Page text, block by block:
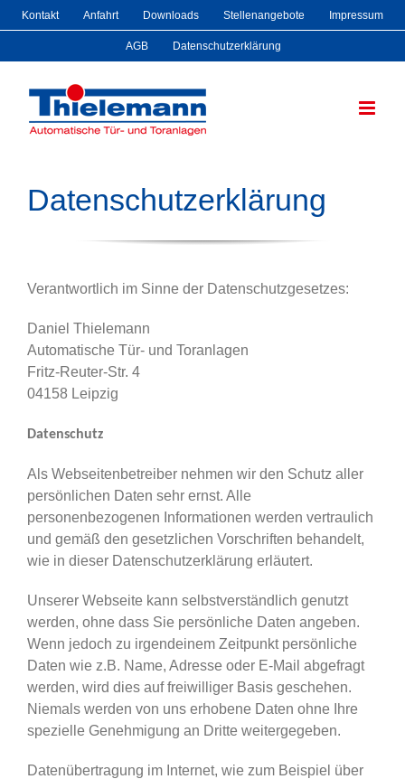
Zum
Inhalt
Kontakt Anfahrt Downloads Stellenangebote Impressum
AGB Datenschutzerklärung
Datenschutzerklärung
Verantwortlich im Sinne der Datenschutzgesetzes:
Daniel Thielemann
Automatische Tür- und Toranlagen
Fritz-Reuter-Str. 4
04158 Leipzig
Datenschutz
Als Webseitenbetreiber nehmen wir den Schutz aller
persönlichen Daten sehr ernst. Alle
personenbezogenen Informationen werden vertraulich
und gemäß den gesetzlichen Vorschriften behandelt,
wie in dieser Datenschutzerklärung erläutert.
Unserer Webseite kann selbstverständlich genutzt
werden, ohne dass Sie persönliche Daten angeben.
Wenn jedoch zu irgendeinem Zeitpunkt persönliche
Daten wie z.B. Name, Adresse oder E-Mail abgefragt
werden, wird dies auf freiwilliger Basis geschehen.
Niemals werden von uns erhobene Daten ohne Ihre
spezielle Genehmigung an Dritte weitergegeben.
Datenübertragung im Internet, wie zum Beispiel über